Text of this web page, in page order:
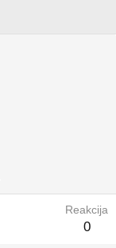
Reakcija
0